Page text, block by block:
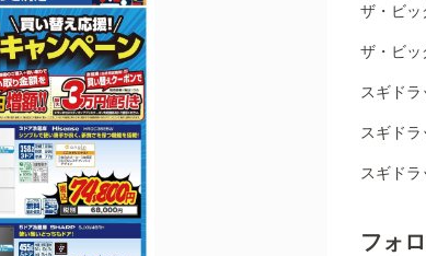
ザ・ビッ
ザ・ビッ
スギド
スギド
スギド
フォ